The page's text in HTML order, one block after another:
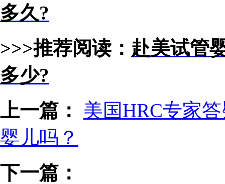
多久?
>>>推荐阅读： 赴美试管
多少?
上一篇：
美国HRC专家
婴儿吗？
下一篇：